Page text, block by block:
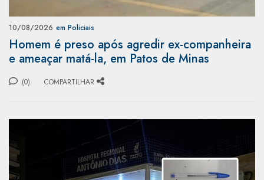
10/08/2026 em Policiais
Homem é preso após agredir ex-companheira
e ameaçar matá-la, em Patos de Minas
(0) COMPARTILHAR